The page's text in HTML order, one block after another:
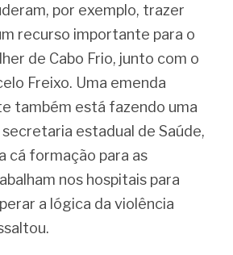
por exemplo, trazer
recurso importante para o
de Cabo Frio, junto com o
Freixo. Uma emenda
também está fazendo uma
estadual de Saúde,
cá formação para as
nos hospitais para
a lógica da violência